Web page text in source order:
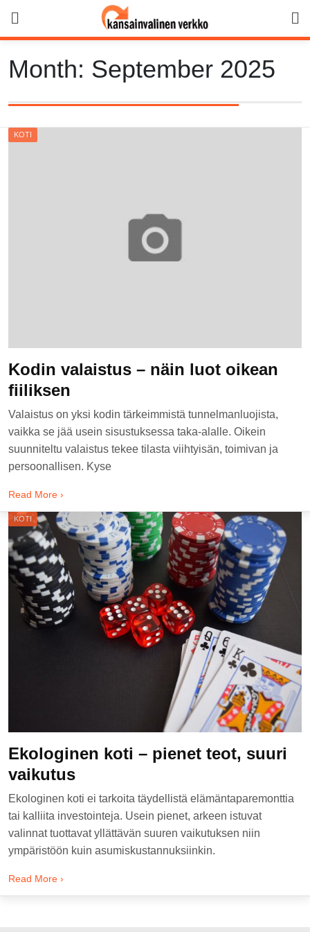
content
Month: September 2025
KOTI
Kodin valaistus – näin luot oikean
fiiliksen
Valaistus on yksi kodin tärkeimmistä tunnelmanluojista,
vaikka se jää usein sisustuksessa taka-alalle. Oikein
suunniteltu valaistus tekee tilasta viihtyisän, toimivan ja
persoonallisen. Kyse
Read More ›
KOTI
Ekologinen koti – pienet teot, suuri
vaikutus
Ekologinen koti ei tarkoita täydellistä elämäntaparemonttia
tai kalliita investointeja. Usein pienet, arkeen istuvat
valinnat tuottavat yllättävän suuren vaikutuksen niin
ympäristöön kuin asumiskustannuksiinkin.
Read More ›